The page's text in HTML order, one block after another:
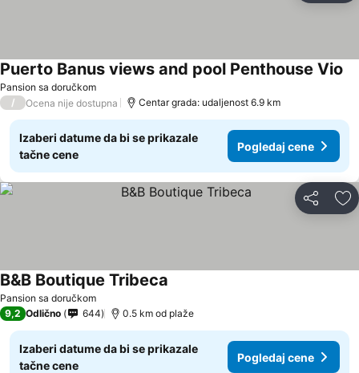
Pansion sa doručkom
Puerto Banus views and pool Penthouse Vio
/ Ocena nije dostupna Centar grada: udaljenost 6.9 km
Izaberi datume da bi se prikazale
tačne cene
Pogledaj cene
Deli
Pansion sa doručkom
B&B Boutique Tribeca
9,2 Odlično 644 0.5 km od plaže
Izaberi datume da bi se prikazale
tačne cene
Pogledaj cene